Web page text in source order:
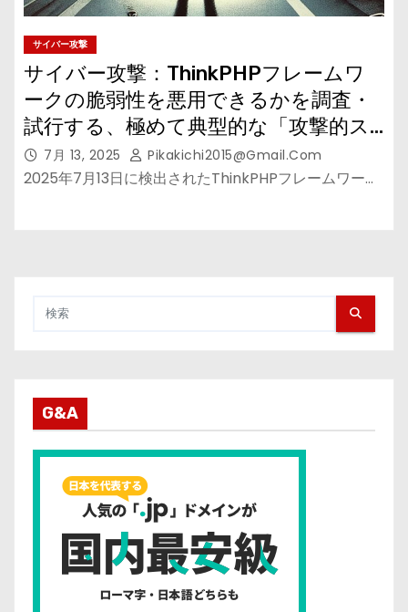
サイバー攻撃
サイバー攻撃：ThinkPHPフレームワ
ークの脆弱性を悪用できるかを調査・
試行する、極めて典型的な「攻撃的ス
キャン」であると判断される!!
7月 13, 2025 Pikakichi2015@gmail.com
2025年7月13日に検出されたThinkPHPフレームワー…
G&A